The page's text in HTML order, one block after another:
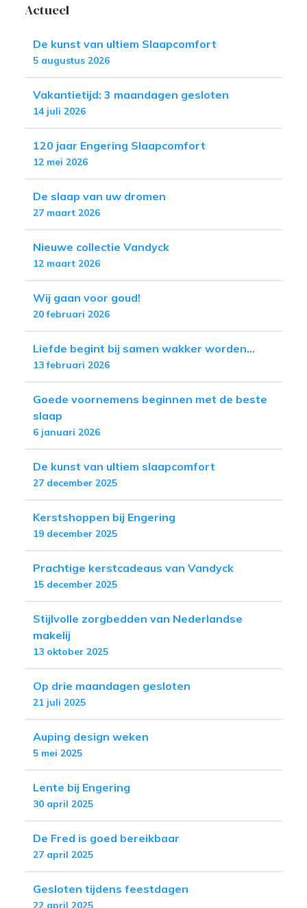
Actueel
De kunst van ultiem Slaapcomfort
5 augustus 2026
Vakantietijd: 3 maandagen gesloten
14 juli 2026
120 jaar Engering Slaapcomfort
12 mei 2026
De slaap van uw dromen
27 maart 2026
Nieuwe collectie Vandyck
12 maart 2026
Wij gaan voor goud!
20 februari 2026
Liefde begint bij samen wakker worden...
13 februari 2026
Goede voornemens beginnen met de beste
slaap
6 januari 2026
De kunst van ultiem slaapcomfort
27 december 2025
Kerstshoppen bij Engering
19 december 2025
Prachtige kerstcadeaus van Vandyck
15 december 2025
Stijlvolle zorgbedden van Nederlandse
makelij
13 oktober 2025
Op drie maandagen gesloten
21 juli 2025
Auping design weken
5 mei 2025
Lente bij Engering
30 april 2025
De Fred is goed bereikbaar
27 april 2025
Gesloten tijdens feestdagen
22 april 2025